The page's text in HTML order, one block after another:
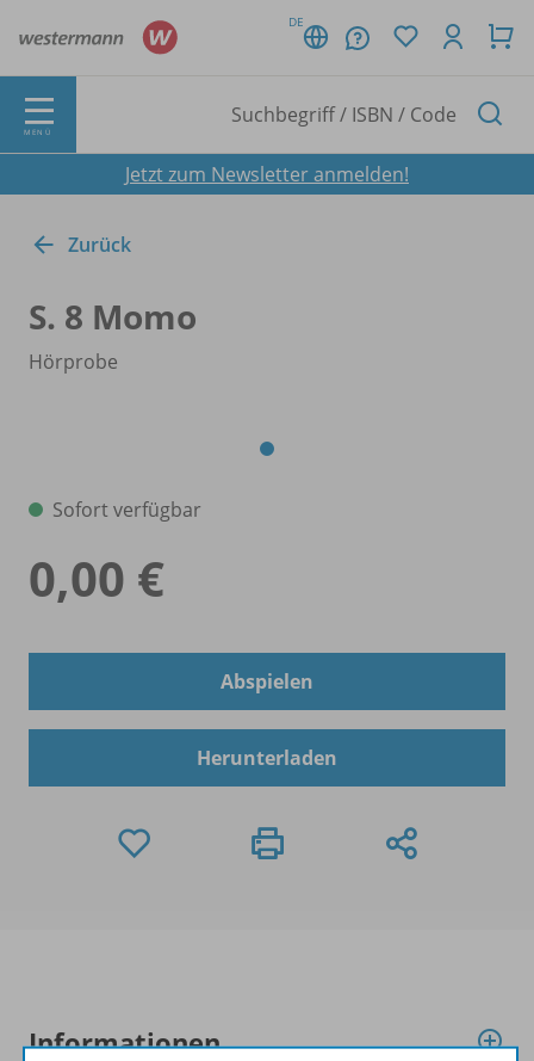
DE
MENÜ
Jetzt zum Newsletter anmelden!
Zurück
S. 8 Momo
Hörprobe
Sofort verfügbar
0,00 €
Abspielen
Herunterladen
Informationen